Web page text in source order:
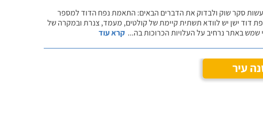
סקר שוק ולבדוק את הדברים הבאים: התאמת נפח הדוד למספר
דוד ישן יש לוודא תשתית קיימת של קולטים, מעמד, צנרת ובמקרה של
באתר נרחיב על העלויות הכרוכות בה... קרא עוד
עיר